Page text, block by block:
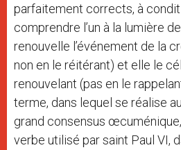
parfaitement corrects, à
comprendre l’un à la lumière
renouvelle l’événement de la
non en le réitérant) et elle le
renouvelant (pas en le
terme, dans lequel se réalise
grand consensus
verbe utilisé par saint Paul VI,